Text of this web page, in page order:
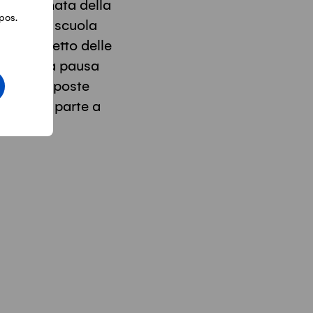
la Giornata della
sedi di scuola
nel rispetto delle
della pausa
imposte
parte a